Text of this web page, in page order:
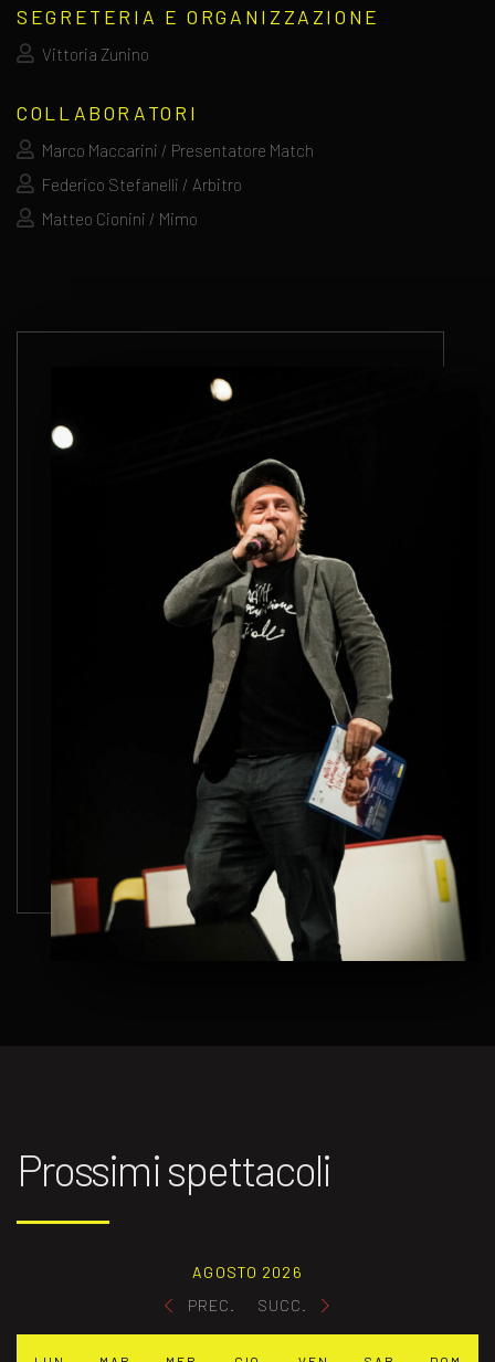
SEGRETERIA E ORGANIZZAZIONE
Vittoria Zunino
COLLABORATORI
Marco Maccarini / Presentatore Match
Federico Stefanelli / Arbitro
Matteo Cionini / Mimo
Prossimi spettacoli
PREC.
AGOSTO 2026
SUCC.